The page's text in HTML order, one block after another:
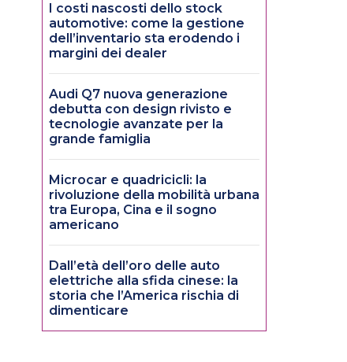
I costi nascosti dello stock
automotive: come la gestione
dell’inventario sta erodendo i
margini dei dealer
Audi Q7 nuova generazione
debutta con design rivisto e
tecnologie avanzate per la
grande famiglia
Microcar e quadricicli: la
rivoluzione della mobilità urbana
tra Europa, Cina e il sogno
americano
Dall’età dell’oro delle auto
elettriche alla sfida cinese: la
storia che l’America rischia di
dimenticare